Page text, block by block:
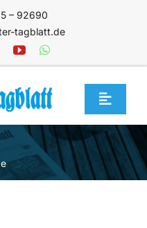
– 92690
tagblatt.de
Toggle